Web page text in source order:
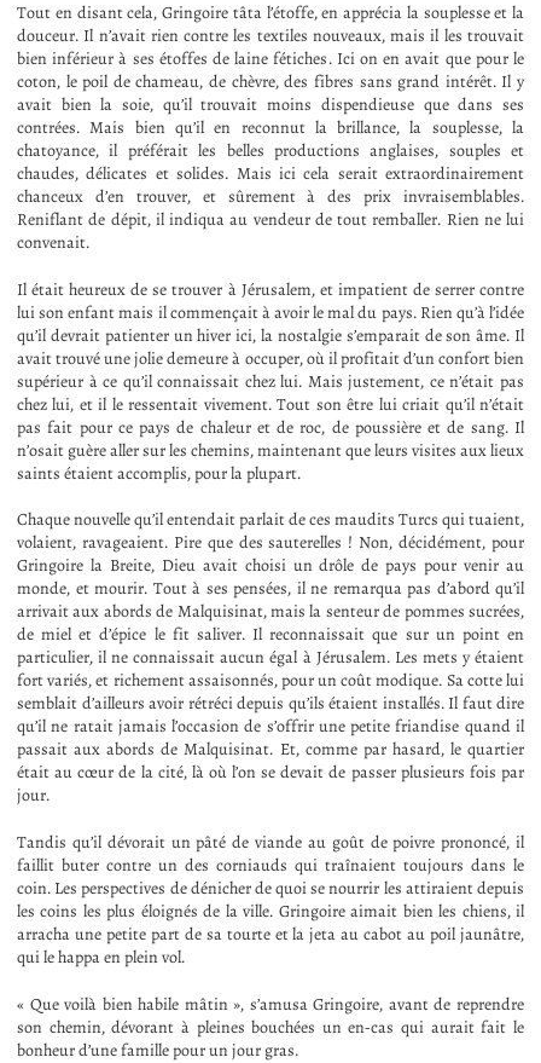
Tout en disant cela, Gringoire tâta l’étoffe, en apprécia la souplesse et la
douceur. Il n’avait rien contre les textiles nouveaux, mais il les trouvait
bien inférieur à ses étoffes de laine fétiches. Ici on en avait que pour le
coton, le poil de chameau, de chèvre, des fibres sans grand intérêt. Il y
avait bien la soie, qu’il trouvait moins dispendieuse que dans ses
contrées. Mais bien qu’il en reconnut la brillance, la souplesse, la
chatoyance, il préférait les belles productions anglaises, souples et
chaudes, délicates et solides. Mais ici cela serait extraordinairement
chanceux d’en trouver, et sûrement à des prix invraisemblables.
Reniflant de dépit, il indiqua au vendeur de tout remballer. Rien ne lui
convenait.
Il était heureux de se trouver à Jérusalem, et impatient de serrer contre
lui son enfant mais il commençait à avoir le mal du pays. Rien qu’à l’idée
qu’il devrait patienter un hiver ici, la nostalgie s’emparait de son âme. Il
avait trouvé une jolie demeure à occuper, où il profitait d’un confort bien
supérieur à ce qu’il connaissait chez lui. Mais justement, ce n’était pas
chez lui, et il le ressentait vivement. Tout son être lui criait qu’il n’était
pas fait pour ce pays de chaleur et de roc, de poussière et de sang. Il
n’osait guère aller sur les chemins, maintenant que leurs visites aux lieux
saints étaient accomplis, pour la plupart.
Chaque nouvelle qu’il entendait parlait de ces maudits Turcs qui tuaient,
volaient, ravageaient. Pire que des sauterelles ! Non, décidément, pour
Gringoire la Breite, Dieu avait choisi un drôle de pays pour venir au
monde, et mourir. Tout à ses pensées, il ne remarqua pas d’abord qu’il
arrivait aux abords de Malquisinat, mais la senteur de pommes sucrées,
de miel et d’épice le fit saliver. Il reconnaissait que sur un point en
particulier, il ne connaissait aucun égal à Jérusalem. Les mets y étaient
fort variés, et richement assaisonnés, pour un coût modique. Sa cotte lui
semblait d’ailleurs avoir rétréci depuis qu’ils étaient installés. Il faut dire
qu’il ne ratait jamais l’occasion de s’offrir une petite friandise quand il
passait aux abords de Malquisinat. Et, comme par hasard, le quartier
était au cœur de la cité, là où l’on se devait de passer plusieurs fois par
jour.
Tandis qu’il dévorait un pâté de viande au goût de poivre prononcé, il
faillit buter contre un des corniauds qui traînaient toujours dans le
coin. Les perspectives de dénicher de quoi se nourrir les attiraient depuis
les coins les plus éloignés de la ville. Gringoire aimait bien les chiens, il
arracha une petite part de sa tourte et la jeta au cabot au poil jaunâtre,
qui le happa en plein vol.
« Que voilà bien habile mâtin », s’amusa Gringoire, avant de reprendre
son chemin, dévorant à pleines bouchées un en-cas qui aurait fait le
bonheur d’une famille pour un jour gras.